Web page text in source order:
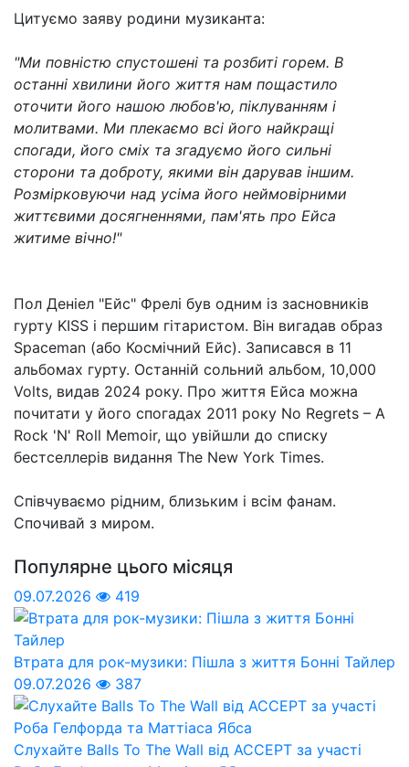
Цитуємо заяву родини музиканта:
"Ми повністю спустошені та розбиті горем. В
останні хвилини його життя нам пощастило
оточити його нашою любов'ю, піклуванням і
молитвами. Ми плекаємо всі його найкращі
спогади, його сміх та згадуємо його сильні
сторони та доброту, якими він дарував іншим.
Розмірковуючи над усіма його неймовірними
життєвими досягненнями, пам'ять про Ейса
житиме вічно!"
Пол Деніел "Ейс" Фрелі був одним із засновників
гурту KISS і першим гітаристом. Він вигадав образ
Spaceman (або Космічний Ейс). Записався в 11
альбомах гурту. Останній сольний альбом, 10,000
Volts, видав 2024 року. Про життя Ейса можна
почитати у його спогадах 2011 року No Regrets – A
Rock 'N' Roll Memoir, що увійшли до списку
бестселлерів видання The New York Times.
Співчуваємо рідним, близьким і всім фанам.
Спочивай з миром.
Популярне цього місяця
09.07.2026 419
Втрата для рок-музики: Пішла з життя Бонні Тайлер
09.07.2026
387
Слухайте Balls To The Wall від ACCEPT за участі